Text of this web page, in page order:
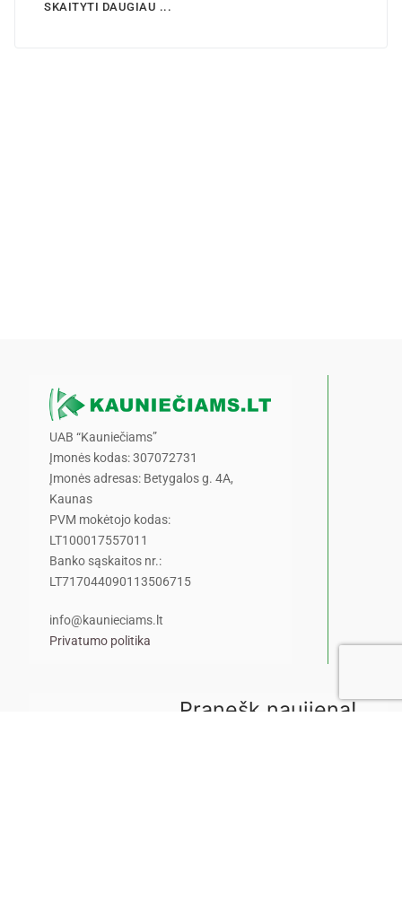
SKAITYTI DAUGIAU ...
UAB “Kauniečiams”
Įmonės kodas: 307072731
Įmonės adresas: Betygalos g. 4A,
Kaunas
PVM mokėtojo kodas:
LT100017557011
Banko sąskaitos nr.:
LT717044090113506715
info@kaunieciams.lt
Privatumo politika
Pranešk naujieną!